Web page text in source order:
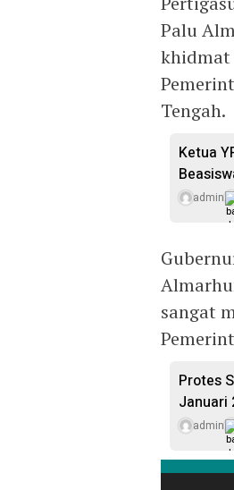
Palu
khidmat
Tengah.
Ketua
admin
sangat
Protes
Januari
admin